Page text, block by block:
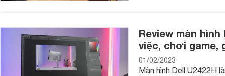
Review màn
việc, chơi game,
01/02/2023
Màn hình Dell U2422H